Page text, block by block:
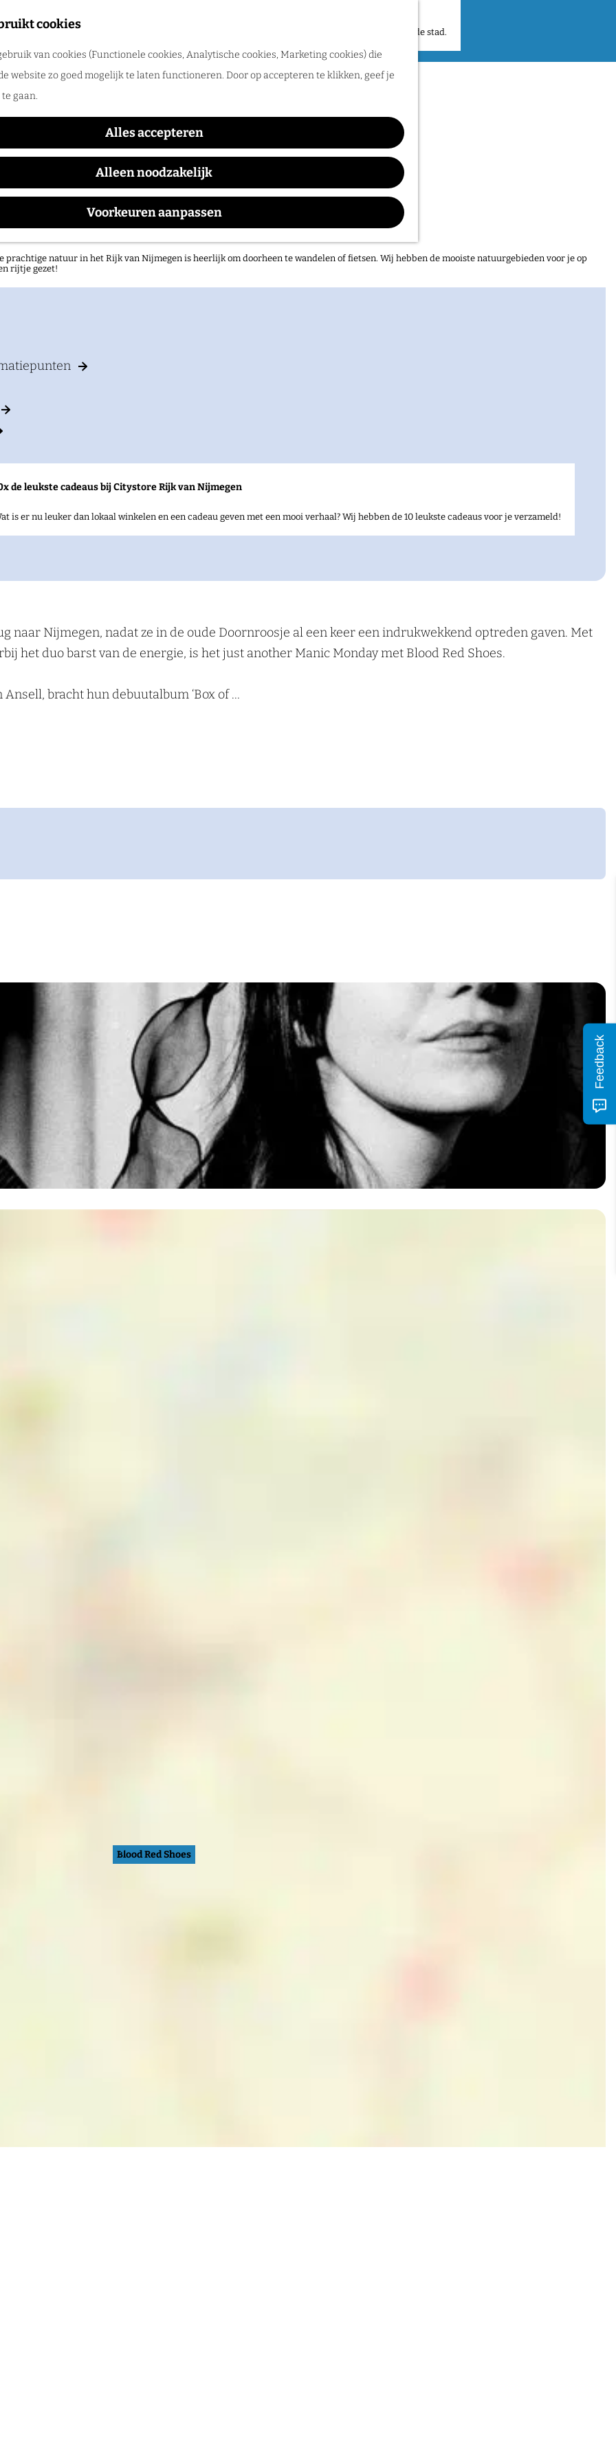
cookies
van cookies (Functionele cookies, Analytische cookies, Marketing cookies) die
website zo goed mogelijk te laten functioneren. Door op accepteren te klikken, geef je
gaan.
Alles accepteren
Alleen noodzakelijk
Voorkeuren aanpassen
Nijmegen samen met een gids. Ga samen op pad en ontdek verborgen plekken en verhalen in de stad.
in het Rijk van Nijmegen
prachtige natuur in het Rijk van Nijmegen is heerlijk om doorheen te wandelen of fietsen. Wij hebben de mooiste natuurgebieden voor je op
rijtje gezet!
de leukste cadeaus bij Citystore Rijk van Nijmegen
is er nu leuker dan lokaal winkelen en een cadeau geven met een mooi verhaal? Wij hebben de 10 leukste cadeaus voor je verzameld!
Blood Red Shoes
Doornroosje Poppodium
maandag 19 oktober
naar Nijmegen, nadat ze in de oude Doornroosje al een keer een indrukwekkend optreden gaven. Met
het duo barst van de energie, is het just another Manic Monday met Blood Red Shoes.
bracht hun debuutalbum ‘Box of …
Blood Red Shoes
Feedback